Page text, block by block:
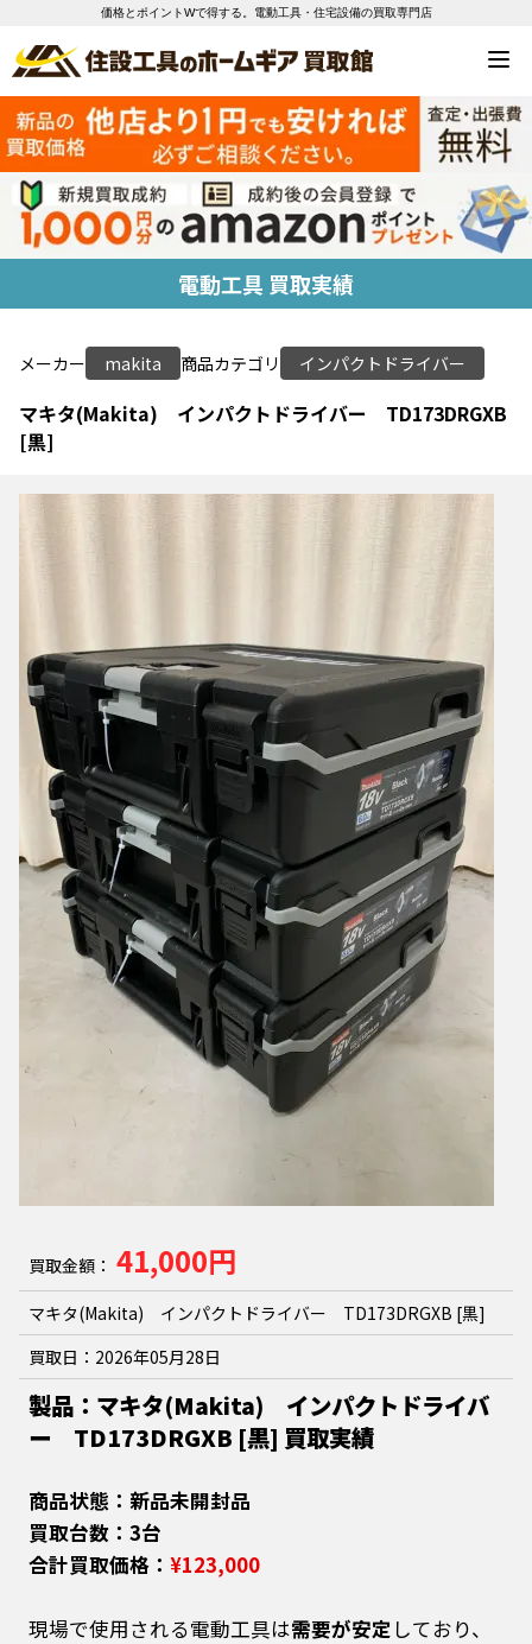
価格とポイントWで得する。電動工具・住宅設備の買取専門店
電動工具 買取実績
メーカー makita 商品カテゴリ インパクトドライバー
マキタ(Makita) インパクトドライバー TD173DRGXB
[黒]
買取金額： 41,000円
マキタ(Makita) インパクトドライバー TD173DRGXB [黒]
買取日： 2026年05月28日
製品：マキタ(Makita) インパクトドライバ
ー TD173DRGXB [黒] 買取実績
商品状態：新品未開封品
買取台数：3台
合計買取価格： ¥123,000
現場で使用される電動工具は需要が安定 しており、